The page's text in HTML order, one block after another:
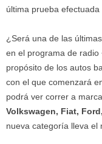
última prueba
¿Será una de las
en el programa de radio
propósito de los autos
con el que comenzará
podrá ver correr a
Volkswagen, Fiat,
nueva categoría lleva el